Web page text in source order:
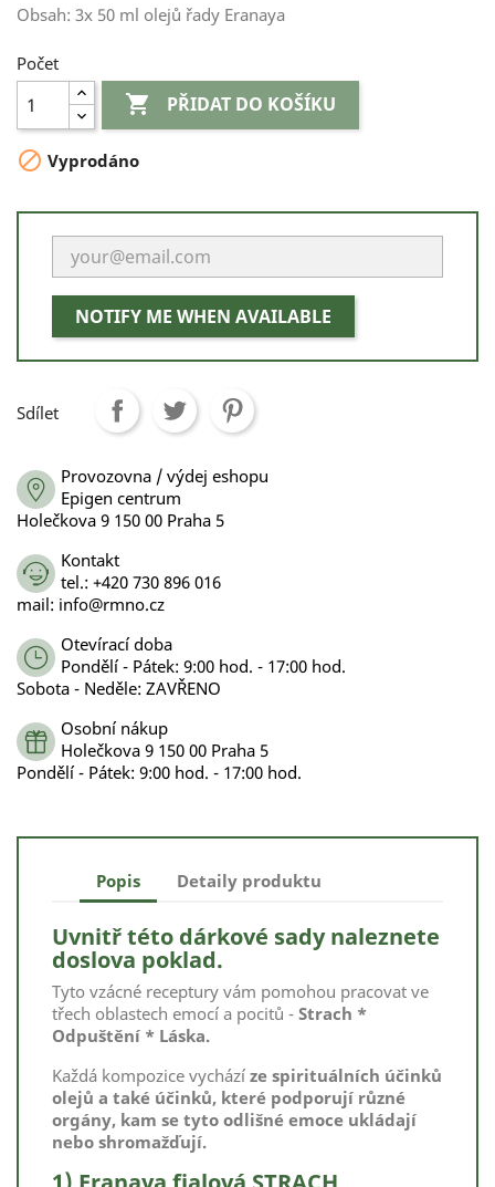
Obsah: 3x 50 ml olejů řady Eranaya
Počet
 PŘIDAT DO KOŠÍKU
 Vyprodáno
NOTIFY ME WHEN AVAILABLE
Sdílet
Provozovna / výdej eshopu
Epigen centrum
Holečkova 9 150 00 Praha 5
Kontakt
tel.: +420 730 896 016
mail: info@rmno.cz
Otevírací doba
Pondělí - Pátek: 9:00 hod. - 17:00 hod.
Sobota - Neděle: ZAVŘENO
Osobní nákup
Holečkova 9 150 00 Praha 5
Pondělí - Pátek: 9:00 hod. - 17:00 hod.
Popis Detaily produktu
Uvnitř této dárkové sady naleznete
doslova poklad.
Tyto vzácné receptury vám pomohou pracovat ve
třech oblastech emocí a pocitů - Strach *
Odpuštění * Láska.
Každá kompozice vychází ze spirituálních účinků
olejů a také účinků, které podporují různé
orgány, kam se tyto odlišné emoce ukládají
nebo shromažďují.